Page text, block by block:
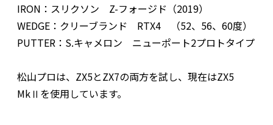
IRON：スリクソン Z-フォージド（2019）
WEDGE：クリーブランド RTX4 （52、56、60度）
PUTTER：S.キャメロン ニューポート2プロトタイプ
松山プロは、ZX5とZX7の両方を試し、現在はZX5
MkⅡを使用しています。